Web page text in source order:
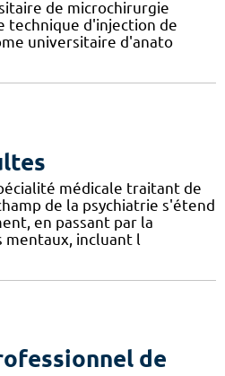
de microchirurgie
technique d'injection de
universitaire d'anato
médicale traitant de
de la psychiatrie s'étend
en passant par la
incluant l
de